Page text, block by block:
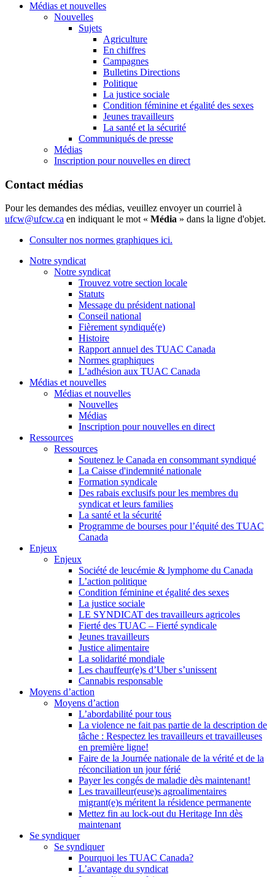
Médias et nouvelles
Nouvelles
Sujets
Agriculture
En chiffres
Campagnes
Bulletins Directions
Politique
La justice sociale
Condition féminine et égalité des sexes
Jeunes travailleurs
La santé et la sécurité
Communiqués de presse
Médias
Inscription pour nouvelles en direct
Contact médias
Pour les demandes des médias, veuillez envoyer un courriel à
ufcw@ufcw.ca en indiquant le mot « Média » dans la ligne d'objet.
Consulter nos normes graphiques ici.
Notre syndicat
Notre syndicat
Trouvez votre section locale
Statuts
Message du président national
Conseil national
Fièrement syndiqué(e)
Histoire
Rapport annuel des TUAC Canada
Normes graphiques
L’adhésion aux TUAC Canada
Médias et nouvelles
Médias et nouvelles
Nouvelles
Médias
Inscription pour nouvelles en direct
Ressources
Ressources
Soutenez le Canada en consommant syndiqué
La Caisse d'indemnité nationale
Formation syndicale
Des rabais exclusifs pour les membres du
syndicat et leurs families
La santé et la sécurité
Programme de bourses pour l’équité des TUAC
Canada
Enjeux
Enjeux
Société de leucémie & lymphome du Canada
L’action politique
Condition féminine et égalité des sexes
La justice sociale
LE SYNDICAT des travailleurs agricoles
Fierté des TUAC – Fierté syndicale
Jeunes travailleurs
Justice alimentaire
La solidarité mondiale
Les chauffeur(e)s d’Uber s’unissent
Cannabis responsable
Moyens d’action
Moyens d’action
L’abordabilité pour tous
La violence ne fait pas partie de la description de
tâche : Respectez les travailleurs et travailleuses
en première ligne!
Faire de la Journée nationale de la vérité et de la
réconciliation un jour férié
Payer les congés de maladie dès maintenant!
Les travailleur(euse)s agroalimentaires
migrant(e)s méritent la résidence permanente
Mettez fin au lock-out du Heritage Inn dès
maintenant
Se syndiquer
Se syndiquer
Pourquoi les TUAC Canada?
L’avantage du syndicat